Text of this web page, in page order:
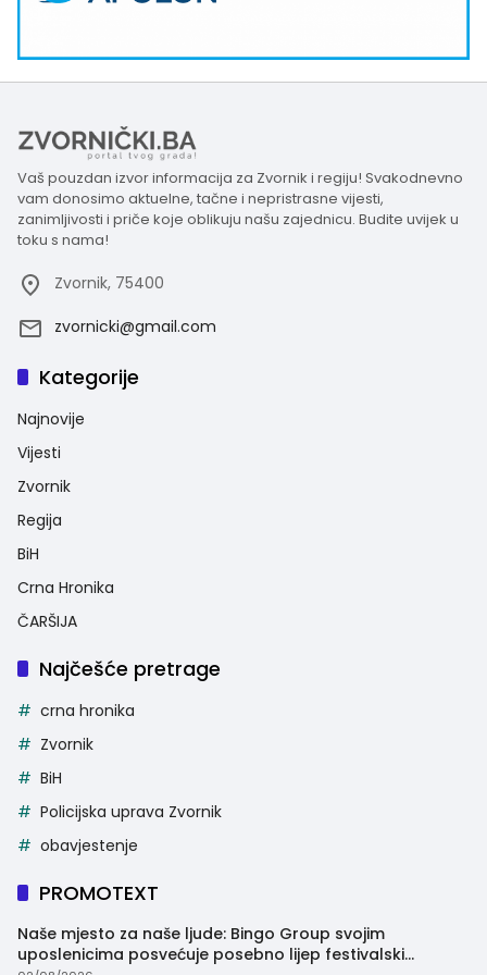
Vaš pouzdan izvor informacija za Zvornik i regiju! Svakodnevno
vam donosimo aktuelne, tačne i nepristrasne vijesti,
zanimljivosti i priče koje oblikuju našu zajednicu. Budite uvijek u
toku s nama!
Zvornik, 75400
zvornicki@gmail.com
Kategorije
Najnovije
Vijesti
Zvornik
Regija
BiH
Crna Hronika
ČARŠIJA
Najčešće pretrage
crna hronika
Zvornik
BiH
Policijska uprava Zvornik
obavjestenje
PROMOTEXT
Naše mjesto za naše ljude: Bingo Group svojim
uposlenicima posvećuje posebno lijep festivalski